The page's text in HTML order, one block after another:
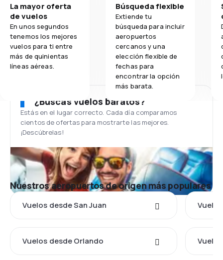
La mayor oferta
de vuelos
En unos segundos
tenemos los mejores
vuelos para ti entre
más de quinientas
líneas aéreas.
Búsqueda flexible
Extiende tu
búsqueda para incluir
aeropuertos
cercanos y una
elección flexible de
fechas para
encontrar la opción
más barata.
¿Buscas vuelos baratos?
Estás en el lugar correcto. Cada día comparamos
cientos de ofertas para mostrarte las mejores.
¡Descúbrelas!
Nuestros aeropuertos de origen más populares
Vuelos desde San Juan
Vuelos desde Orlando